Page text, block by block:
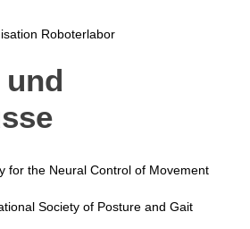
Roboterlabor
for the Neural Control of Movement
Society of Posture and Gait